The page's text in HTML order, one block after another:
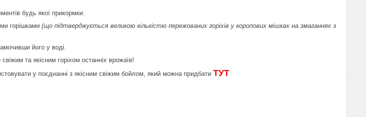
будь якої прикормки.
горішками (що підтверджується великою кількістю пережованих горіхів у коропових мішках на змаганнях з
його у воді.
та якісним горіхом останніх врожаїв!
у поєднанні з якісним свіжим бойлом, який можна придбати ТУТ